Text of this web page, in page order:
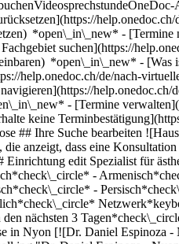
*open\_in\_new* - [Termine
suchen](https://
*open\_in\_new* - [Was
help.onedoc.ch/de/nach-
help.onedoc.ch/
- [Termine verwalten](https://help.onedoc.ch/de/termine-verwalten) *open\_in\_new* - [Termine absagen](https://help.onedoc.ch/de/online-gebuchte-termine-absagen) *open\_in\_new* - [Ich erhalte keine Terminbestätigung](https://help.onedoc.ch/de/ich-erhalte-keine-terminbest%C3%A4tigung) *open\_in\_new* [Alle unsere Artikel anzeigen *open\_in\_new*](https://help.onedoc.ch/de/) close ## Ihre Suche bearbeiten ![Haus mit Pluszeichen, das anzeigt, dass eine Konsultation vor Ort möglich ist](https://www.onedoc.ch/assets/images/icons/on-site.svg) Vor Ort ![Kamera mit Play-Symbol, die anzeigt, dass eine Konsultation per Video aus der Ferne möglich ist](https://www.onedoc.ch/assets/images/icons/remote.svg) Virtuell Suche #### Fachrichtung #### Gesundheitsfachperson #### Einrichtung edit Spezialist für ästhetische Medizin in Nyon tune Filter Neue Patienten*keyboard\_arrow\_down* - Zugelassen*check\_circle* Gesprochene Sprachen*keyboard\_arrow\_down* - Arabisch*check\_circle* - Armenisch*check\_circle* - Deutsch*check\_circle* - Englisch*check\_circle* - Französisch*check\_circle* - Griechisch*check\_circle* - Italienisch*check\_circle* - Niederländisch*check\_circle* - Persisch*check\_circle* - Rumänisch*check\_circle* - Russisch*check\_circle* - Spanisch*check\_circle* Geschlecht*keyboard\_arrow\_down* - Weiblich*check\_circle* - Männlich*check\_circle* Netzwerk*keyboard\_arrow\_down* - ASCA*check\_circle* - REMED*check\_circle* - Réseau Delta*check\_circle* Verfügbarkeit*keyboard\_arrow\_down* - Heute*check\_circle* - In den nächsten 3 Tagen*check\_circle* - In den nächsten 7 Tagen*check\_circle* - In den nächsten 14 Tagen*check\_circle* # Ästhetische Medizin in Nyon: Buchen Sie heute Ihren Termin online ## 7 Ergebnisse in Nyon [![Dr. Daniel Espinoza - Nyon, Plastischer & Rekonstruktiver Chirurg in Nyon](https://assets.onedoc.ch/images/users/037939b1e2856295d0f948eb889a522badec91cc3e4cff0765e6eb79864df38a-small.jpg "Dr. Daniel Espinoza - Nyon, Plastischer & Rekonstruktiver Chirurg in Nyon")](https://www.onedoc.ch/de/plastischer-rekonstruktiver-chirurg/nyon/pyhg/dr-daniel-espinoza-nyon) ### [Dr. Daniel Espinoza - Nyon](https://www.onedoc.ch/de/plastischer-rekonstruktiver-chirurg/nyon/pyhg/dr-daniel-espinoza-nyon) ![Abzeichen, das ein verifiziertes Profil kennzeichnet](https://www.onedoc.ch/assets/images/icons/checkmark.svg) [Plastischer & Rekonstruktiver Chirurg](https://www.onedoc.ch/de/plastischer-rekonstruktiver-chirurg/nyon), Spezialist für ästhetische Medizin [Leman Aesthetic Clinic Nyon](https://www.onedoc.ch/de/medizinische-praxis/nyon/eqg0/leman-aesthetic-clinic-nyon) Allée de la Petite Prairie 2 1260 Nyon ![Patient mit Pluszeichen, der anzeigt, dass neue Patienten angenommen werden](https://www.onedoc.ch/assets/images/icons/new-patients.svg)Akzeptiert neue Patienten [Termin buchen](https://www.onedoc.ch/de/plastischer-rekonstruktiver-chirurg/nyon/pyhg/dr-daniel-espinoza-nyon) Expertisen:[Fettabsaugung | Liposuktion](https://www.onedoc.ch/de/fettabsaugung-liposuktion/nyon), [Lipofilling | | Lipostruktur](https://www.onedoc.ch/de/lipofilling-lipostruktur/nyon), [Morphologische und Anti-Aging-Medizin](https://www.onedoc.ch/de/